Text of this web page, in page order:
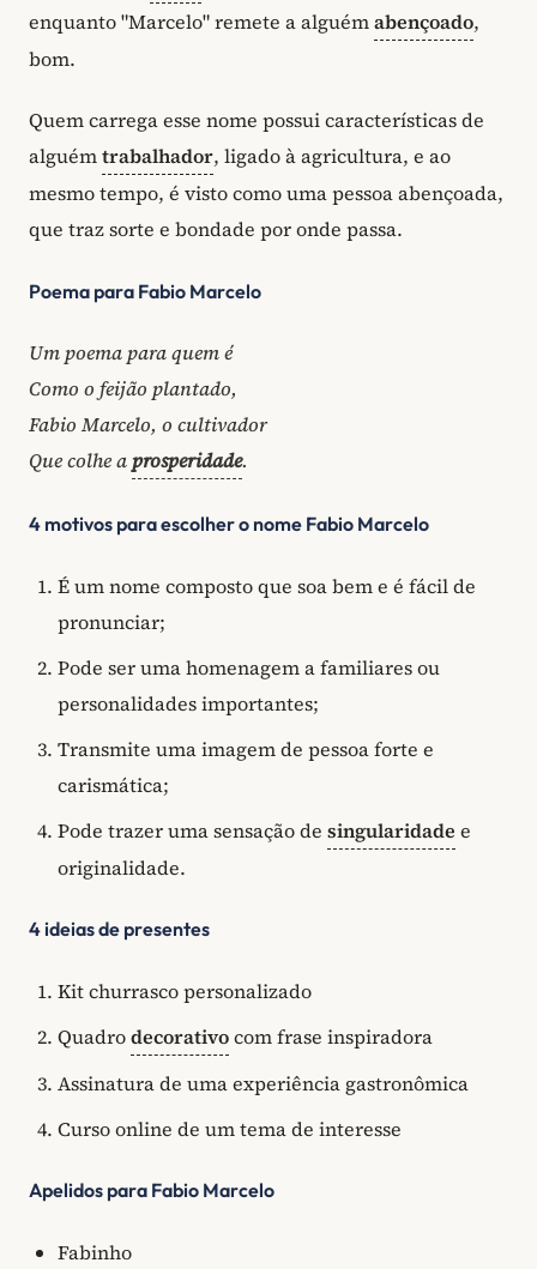
enquanto "Marcelo" remete a alguémabençoado,
bom.
Quem carrega esse nome possui características de
alguémtrabalhador, ligado à agricultura, e ao
mesmo tempo, é visto como uma pessoa abençoada,
que traz sorte e bondade por onde passa.
Poema para Fabio Marcelo
Um poema para quem é
Como o feijão plantado,
Fabio Marcelo, o cultivador
Que colhe aprosperidade.
4 motivos para escolher o nome Fabio Marcelo
É um nome composto que soa bem e é fácil de
pronunciar;
Pode ser uma homenagem a familiares ou
personalidades importantes;
Transmite uma imagem de pessoa forte e
carismática;
Pode trazer uma sensação de singularidade e
originalidade.
4 ideias de presentes
Kit churrasco personalizado
Quadrodecorativocom frase inspiradora
Assinatura de uma experiência gastronômica
Curso online de um tema de interesse
Apelidos para Fabio Marcelo
Fabinho